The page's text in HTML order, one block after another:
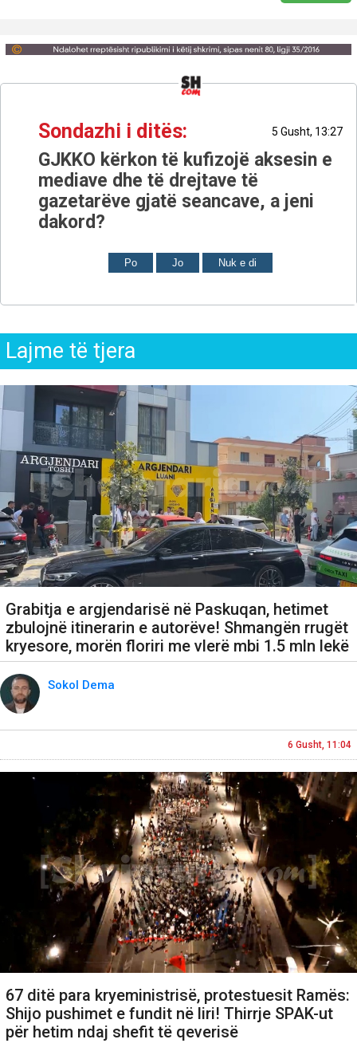
Sondazhi i ditës: 5 Gusht, 13:27
GJKKO kërkon të kufizojë aksesin e
mediave dhe të drejtave të
gazetarëve gjatë seancave, a jeni
dakord?
Po Jo Nuk e di
Lajme të tjera
Grabitja e argjendarisë në Paskuqan, hetimet
zbulojnë itinerarin e autorëve! Shmangën rrugët
kryesore, morën floriri me vlerë mbi 1.5 mln lekë
Sokol Dema
6 Gusht, 11:04
67 ditë para kryeministrisë, protestuesit Ramës:
Shijo pushimet e fundit në liri! Thirrje SPAK-ut
për hetim ndaj shefit të qeverisë